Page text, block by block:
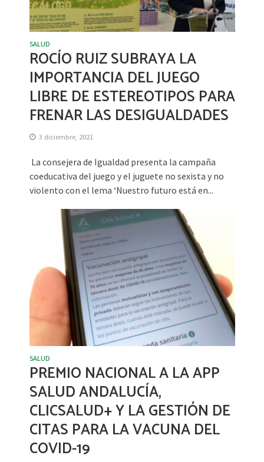
SALUD
ROCÍO RUIZ SUBRAYA LA
IMPORTANCIA DEL JUEGO
LIBRE DE ESTEREOTIPOS PARA
FRENAR LAS DESIGUALDADES
3 diciembre, 2021
La consejera de Igualdad presenta la campaña
coeducativa del juego y el juguete no sexista y no
violento con el lema ‘Nuestro futuro está en...
SALUD
PREMIO NACIONAL A LA APP
SALUD ANDALUCÍA,
CLICSALUD+ Y LA GESTIÓN DE
CITAS PARA LA VACUNA DEL
COVID-19